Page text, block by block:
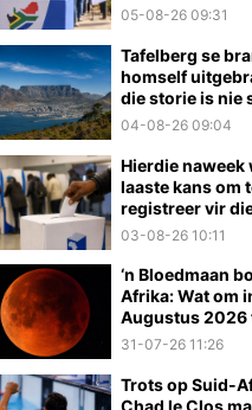
05-08-26 09:31
Tafelberg se
homself
die storie is nie
eenvoudig nie
04-08-26 09:04
Hierdie naweek
laaste kans om
registreer vir
munisipale
03-08-26 10:11
‘n Bloedmaan
Afrika: Wat om
Augustus 2026
31-07-26 11:26
Trots op Suid-
Chad le Clos